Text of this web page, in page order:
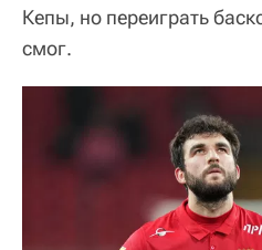
Кепы, но переиграть
смог.